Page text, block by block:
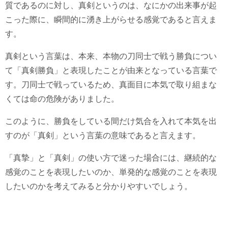
質であるのに対し、真剣というのは、なにかの出来事が起
こった際に、瞬間的に湧き上がらせる感覚であると言えま
す。
真剣という言葉は、本来、本物の刀同士で戦う勝負につい
て「真剣勝負」と表現したことが由来となっている言葉で
す。刀同士で戦っているため、真面目に本気で取り組まな
くては命の危険がありました。
このように、勝負をしている間だけ気合を入れて本気を出
すのが「真剣」という言葉の意味であると言えます。
「真摯」と「真剣」の使い方で迷った場合には、継続的な
感覚のことを表現したいのか、単発的な感覚のことを表現
したいのかを考えてみると分かりやすいでしょう。